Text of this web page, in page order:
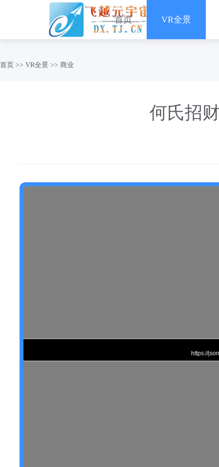
首页 VR全景
首页 >> VR全景 >> 商业
何氏招